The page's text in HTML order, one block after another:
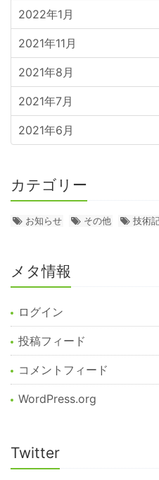
2022年1月
2021年11月
2021年8月
2021年7月
2021年6月
カテゴリー
お知らせ その他 技術
メタ情報
ログイン
投稿フィード
コメントフィード
WordPress.org
Twitter